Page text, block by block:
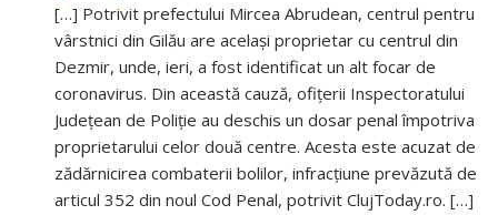
[…] Potrivit prefectului Mircea Abrudean, centrul pentru
vârstnici din Gilău are același proprietar cu centrul din
Dezmir, unde, ieri, a fost identificat un alt focar de
coronavirus. Din această cauză, ofițerii Inspectoratului
Județean de Poliție au deschis un dosar penal împotriva
proprietarului celor două centre. Acesta este acuzat de
zădărnicirea combaterii bolilor, infracțiune prevăzută de
articul 352 din noul Cod Penal, potrivit ClujToday.ro. […]